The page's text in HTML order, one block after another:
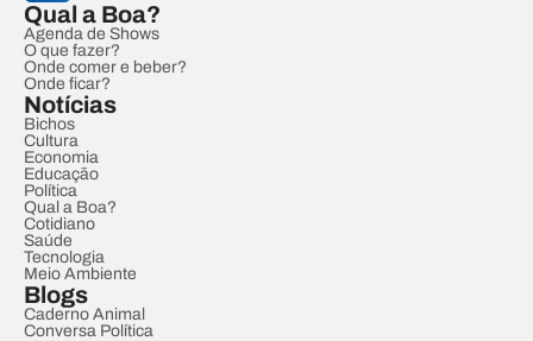
Qual a Boa?
Agenda de Shows
O que fazer?
Onde comer e beber?
Onde ficar?
Notícias
Bichos
Cultura
Economia
Educação
Política
Qual a Boa?
Cotidiano
Saúde
Tecnologia
Meio Ambiente
Blogs
Caderno Animal
Conversa Política